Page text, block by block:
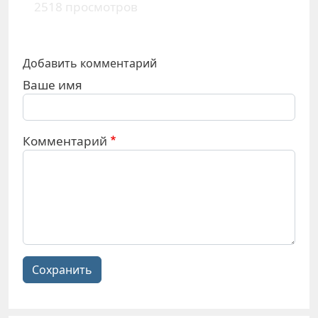
2518 просмотров
Добавить комментарий
Ваше имя
Комментарий
Сохранить